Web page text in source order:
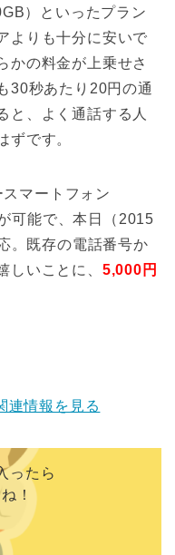
）といったプラン
よりも十分に安いで
かの料金が上乗せさ
30秒あたり20円の通
と、よく通話する人
ずです。
マートフォン
可能で、本日（2015
。既存の電話番号か
しいことに、 5,000円
連情報を見る
ったら
！